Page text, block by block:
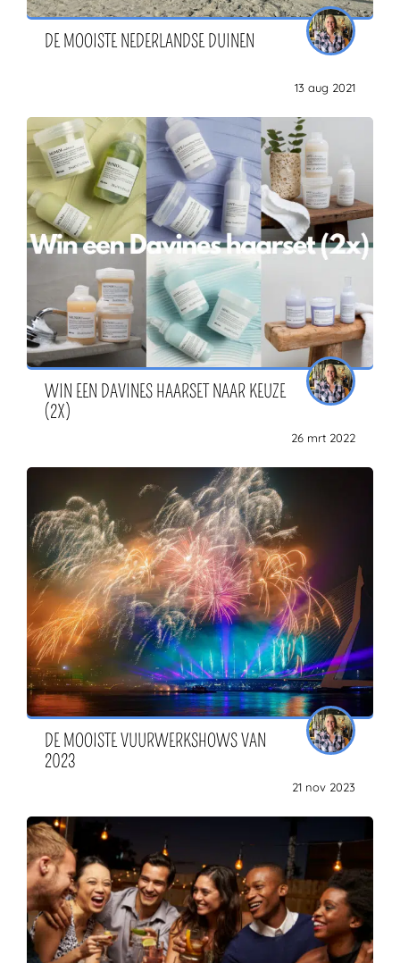
DE MOOISTE NEDERLANDSE DUINEN
13 aug 2021
WIN EEN DAVINES HAARSET NAAR KEUZE
(2X)
26 mrt 2022
DE MOOISTE VUURWERKSHOWS VAN
2023
21 nov 2023